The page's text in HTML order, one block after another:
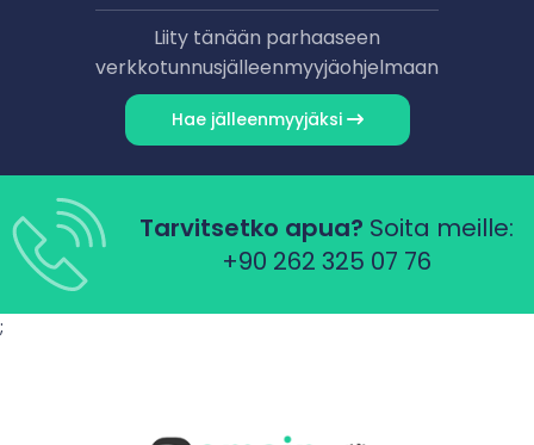
Liity tänään parhaaseen
verkkotunnusjälleenmyyjäohjelmaan
Hae jälleenmyyjäksi
Tarvitsetko apua? Soita meille:
+90 262 325 07 76
;